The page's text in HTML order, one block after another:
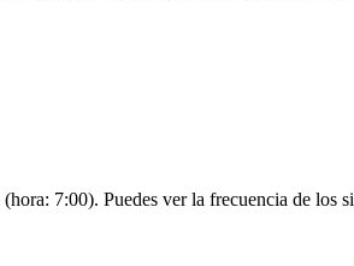
7:00). Puedes ver la frecuencia de los